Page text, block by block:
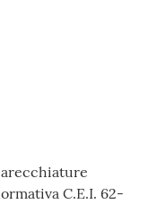
C.E.I. 62-